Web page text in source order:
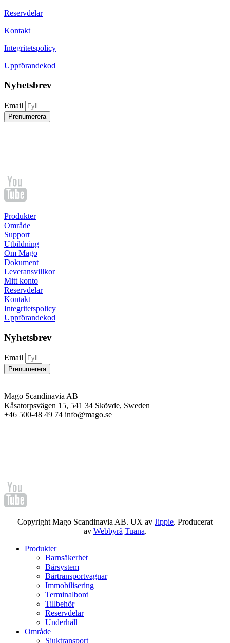
Reservdelar
Kontakt
Integritetspolicy
Uppförandekod
Nyhetsbrev
Email
Prenumerera
Produkter
Område
Support
Utbildning
Om Mago
Dokument
Leveransvillkor
Mitt konto
Reservdelar
Kontakt
Integritetspolicy
Uppförandekod
Nyhetsbrev
Email
Prenumerera
Mago Scandinavia AB
Kåsatorpsvägen 15, 541 34 Skövde, Sweden
+46 500-48 49 74 info@mago.se
Copyright Mago Scandinavia AB. UX av Jippie. Producerat
av Webbyrå Tuana.
Produkter
Barnsäkerhet
Bårsystem
Bårtransportvagnar
Immobilisering
Terminalbord
Tillbehör
Reservdelar
Underhåll
Område
Sjuktransport